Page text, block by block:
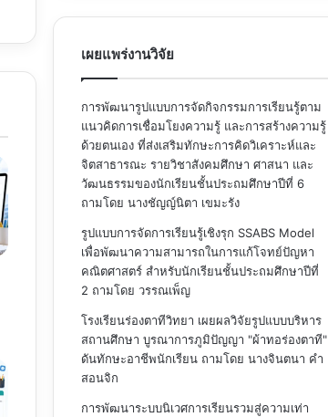
เผยแพร่งานวิจัย
การพัฒนารูปแบบการจัดกิจกรรมการเรียนรู้ตาม
แนวคิดการเชื่อมโยงความรู้ และการสร้างความรู้
ด้วยตนเอง ที่ส่งเสริมทักษะการคิดวิเคราะห์และ
จิตสาธารณะ รายวิชาสังคมศึกษา ศาสนา และ
วัฒนธรรมของนักเรียนชั้นประถมศึกษาปีที่ 6
ถามโดย นางชัญญ์นิตา เขมะรัง
รูปแบบการจัดการเรียนรู้เชิงรุก SSABS Model
เพื่อพัฒนาความสามารถในการแก้โจทย์ปัญหา
คณิตศาสตร์ สำหรับนักเรียนชั้นประถมศึกษาปีที่
2 ถามโดย วรรณเพ็ญ
โรงเรียนร่องตาทีวิทยา เผยผลวิจัยรูปแบบบริหาร
สถานศึกษา บูรณาการภูมิปัญญา "ผ้าทอร่องตาที"
ดันทักษะอาชีพนักเรียนถามโดย นางจินตนา คำ
สอนจิก
การพัฒนาระบบนิเวศการเรียนรวมสู่ความเท่า